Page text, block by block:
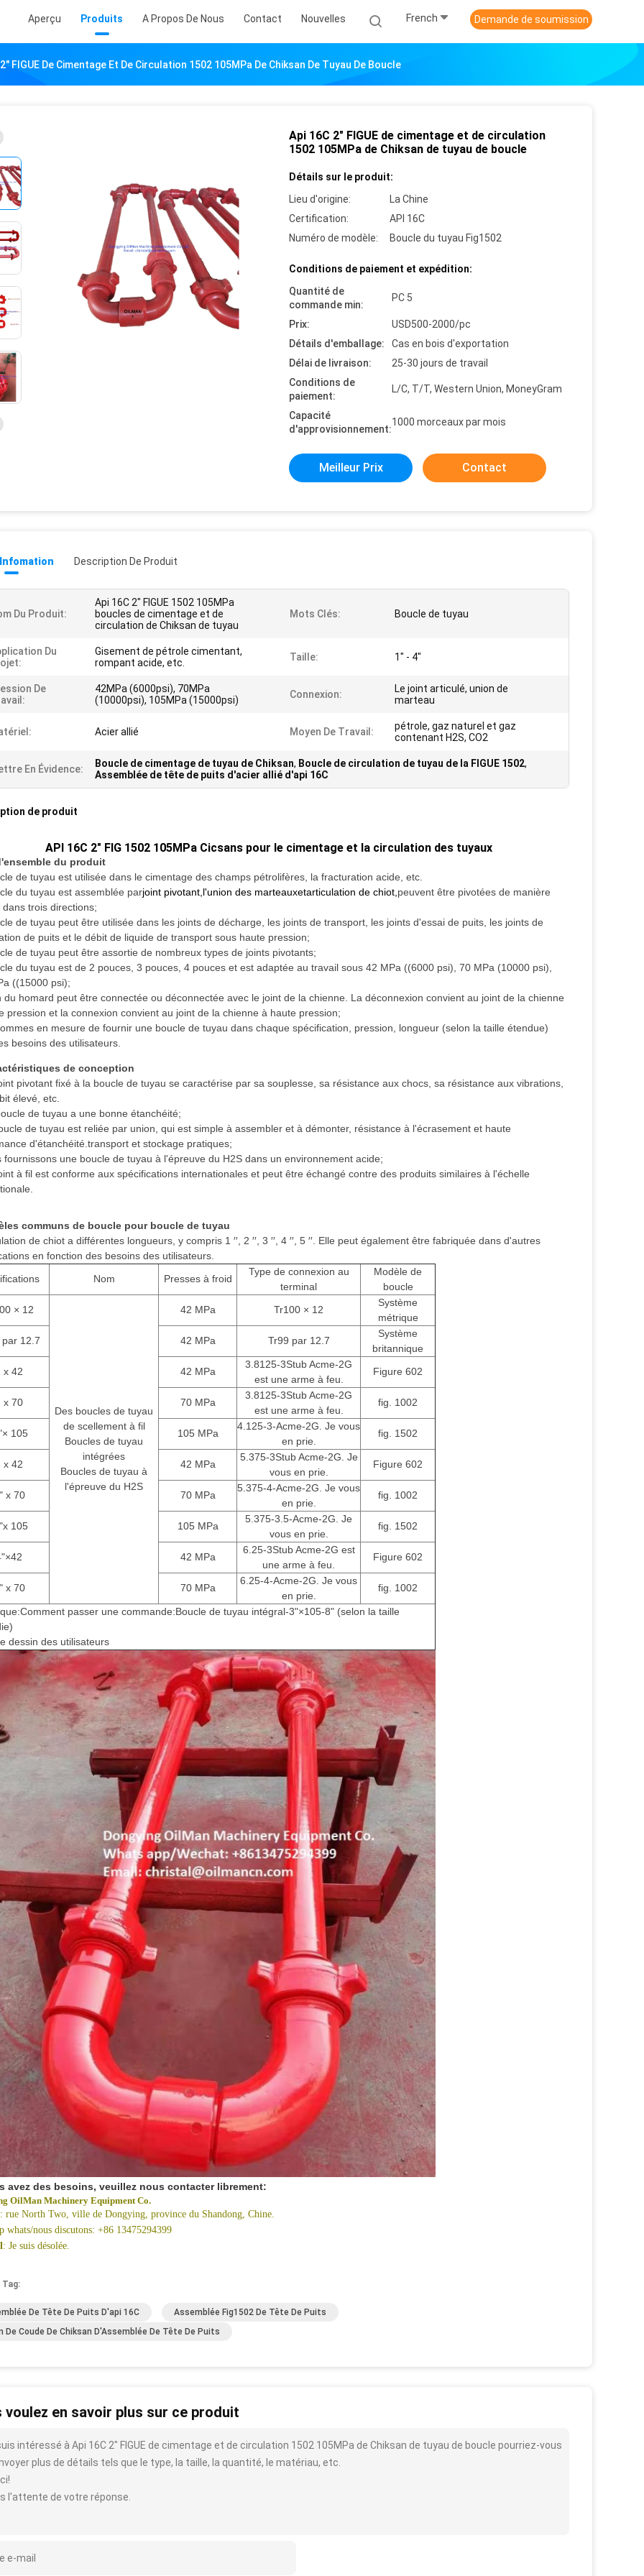
Aperçu Produits A Propos De Nous Contact Nouvelles French Demande de soumission
FIGUE De Cimentage Et De Circulation 1502 105MPa De Chiksan De Tuyau De Boucle
Api 16C 2" FIGUE de cimentage et de circulation
1502 105MPa de Chiksan de tuyau de boucle
Détails sur le produit:
Lieu d'origine:
La Chine
Certification:
API 16C
Numéro de modèle:
Boucle du tuyau Fig1502
Conditions de paiement et expédition:
Quantité de
commande min:
PC 5
Prix:
USD500-2000/pc
Détails d'emballage:
Cas en bois d'exportation
Délai de livraison:
25-30 jours de travail
Conditions de
paiement:
L/C, T/T, Western Union, MoneyGram
Capacité
d'approvisionnement:
1000 morceaux par mois
Meilleur Prix Contact
Description De Produit
Du Produit:
Api 16C 2" FIGUE 1502 105MPa
boucles de cimentage et de
circulation de Chiksan de tuyau
Mots Clés: Boucle de tuyau
Du
Gisement de pétrole cimentant,
rompant acide, etc.
Taille: 1" - 4"
De
42MPa (6000psi), 70MPa
(10000psi), 105MPa (15000psi)
Connexion:
Le joint articulé, union de
marteau
Acier allié Moyen De Travail:
pétrole, gaz naturel et gaz
contenant H2S, CO2
En Évidence: Boucle de cimentage de tuyau de Chiksan, Boucle de circulation de tuyau de la FIGUE 1502,
Assemblée de tête de puits d'acier allié d'api 16C
de produit
API 16C 2" FIG 1502 105MPa Cicsans pour le cimentage et la circulation des tuyaux
du produit
de tuyau est utilisée dans le cimentage des champs pétrolifères, la fracturation acide, etc.
du tuyau est assemblée parjoint pivotant l'union des marteauxetarticulation de chiot peuvent être pivotées de manière
dans trois directions;
de tuyau peut être utilisée dans les joints de décharge, les joints de transport, les joints d'essai de puits, les joints de
de puits et le débit de liquide de transport sous haute pression;
de tuyau peut être assortie de nombreux types de joints pivotants;
du tuyau est de 2 pouces, 3 pouces, 4 pouces et est adaptée au travail sous 42 MPa ((6000 psi), 70 MPa (10000 psi),
((15000 psi);
du homard peut être connectée ou déconnectée avec le joint de la chienne. La déconnexion convient au joint de la chienne
pression et la connexion convient au joint de la chienne à haute pression;
en mesure de fournir une boucle de tuyau dans chaque spécification, pression, longueur (selon la taille étendue)
besoins des utilisateurs.
de conception
pivotant fixé à la boucle de tuyau se caractérise par sa souplesse, sa résistance aux chocs, sa résistance aux vibrations,
élevé, etc.
de tuyau a une bonne étanchéité;
de tuyau est reliée par union, qui est simple à assembler et à démonter, résistance à l'écrasement et haute
d'étanchéité.transport et stockage pratiques;
fournissons une boucle de tuyau à l'épreuve du H2S dans un environnement acide;
à fil est conforme aux spécifications internationales et peut être échangé contre des produits similaires à l'échelle
communs de boucle pour boucle de tuyau
de chiot a différentes longueurs, y compris 1 ′′, 2 ′′, 3 ′′, 4 ′′, 5 ′′. Elle peut également être fabriquée dans d'autres
en fonction des besoins des utilisateurs.
Nom Presses à froid
Type de connexion au
terminal
Modèle de
boucle
× 12
Des boucles de tuyau
de scellement à fil
Boucles de tuyau
intégrées
Boucles de tuyau à
l'épreuve du H2S
42 MPa Tr100 × 12
Système
métrique
par 12.7
42 MPa Tr99 par 12.7
Système
britannique
x 42
42 MPa
3.8125-3Stub Acme-2G
est une arme à feu.
Figure 602
x 70 70 MPa
3.8125-3Stub Acme-2G
est une arme à feu.
fig. 1002
105 105 MPa
4.125-3-Acme-2G. Je vous
en prie.
fig. 1502
x 42 42 MPa
5.375-3Stub Acme-2G. Je
vous en prie.
Figure 602
x 70 70 MPa
5.375-4-Acme-2G. Je vous
en prie.
fig. 1002
105 105 MPa
5.375-3.5-Acme-2G. Je
vous en prie.
fig. 1502
42 MPa
6.25-3Stub Acme-2G est
une arme à feu.
Figure 602
x 70 70 MPa
6.25-4-Acme-2G. Je vous
en prie.
fig. 1002
passer une commande:Boucle de tuyau intégral-3"×105-8" (selon la taille
dessin des utilisateurs
avez des besoins, veuillez nous contacter librement:
OilMan Machinery Equipment Co.
rue North Two, ville de Dongying, province du Shandong, Chine.
whats/nous discutons: +86 13475294399
: Je suis désolée.
De Tête De Puits D'api 16C
Assemblée Fig1502 De Tête De Puits
De Coude De Chiksan D'Assemblée De Tête De Puits
voulez en savoir plus sur ce produit
intéressé à Api 16C 2" FIGUE de cimentage et de circulation 1502 105MPa de Chiksan de tuyau de boucle pourriez-vous
plus de détails tels que le type, la taille, la quantité, le matériau, etc.
l'attente de votre réponse.